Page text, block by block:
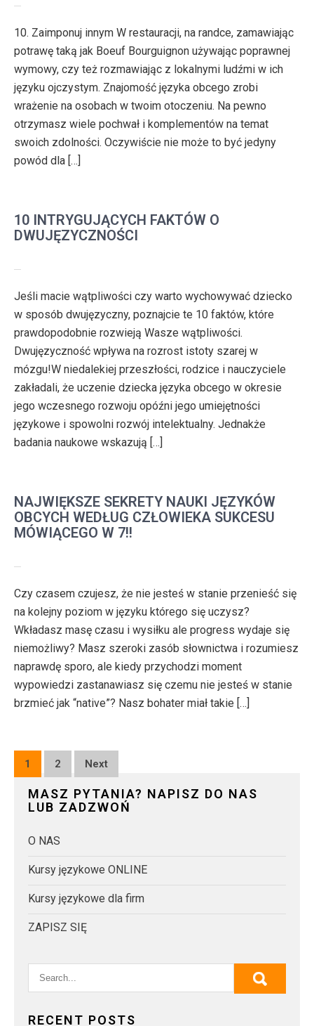
10. Zaimponuj innym W restauracji, na randce, zamawiając
potrawę taką jak Boeuf Bourguignon używając poprawnej
wymowy, czy też rozmawiając z lokalnymi ludźmi w ich
języku ojczystym. Znajomość języka obcego zrobi
wrażenie na osobach w twoim otoczeniu. Na pewno
otrzymasz wiele pochwał i komplementów na temat
swoich zdolności. Oczywiście nie może to być jedyny
powód dla […]
10 INTRYGUJĄCYCH FAKTÓW O
DWUJĘZYCZNOŚCI
Jeśli macie wątpliwości czy warto wychowywać dziecko
w sposób dwujęzyczny, poznajcie te 10 faktów, które
prawdopodobnie rozwieją Wasze wątpliwości.
Dwujęzyczność wpływa na rozrost istoty szarej w
mózgu!W niedalekiej przeszłości, rodzice i nauczyciele
zakładali, że uczenie dziecka języka obcego w okresie
jego wczesnego rozwoju opóźni jego umiejętności
językowe i spowolni rozwój intelektualny. Jednakże
badania naukowe wskazują […]
NAJWIĘKSZE SEKRETY NAUKI JĘZYKÓW
OBCYCH WEDŁUG CZŁOWIEKA SUKCESU
MÓWIĄCEGO W 7!!
Czy czasem czujesz, że nie jesteś w stanie przenieść się
na kolejny poziom w języku którego się uczysz?
Wkładasz masę czasu i wysiłku ale progress wydaje się
niemożliwy? Masz szeroki zasób słownictwa i rozumiesz
naprawdę sporo, ale kiedy przychodzi moment
wypowiedzi zastanawiasz się czemu nie jesteś w stanie
brzmieć jak “native”? Nasz bohater miał takie […]
Posts
pagination
1 2 Next
MASZ PYTANIA? NAPISZ DO NAS
LUB ZADZWOŃ
O NAS
Kursy językowe ONLINE
Kursy językowe dla firm
ZAPISZ SIĘ
RECENT POSTS